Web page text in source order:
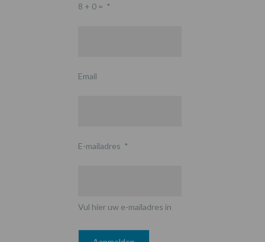
8 + 0 = *
Email
E-mailadres *
Vul hier uw e-mailadres in